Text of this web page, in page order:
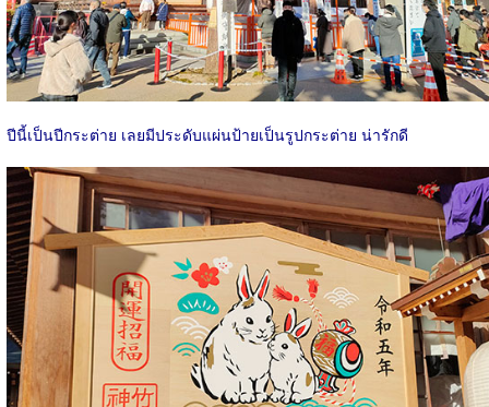
ปีนี้เป็นปีกระต่าย เลยมีประดับแผ่นป้ายเป็นรูปกระต่าย น่ารักดี